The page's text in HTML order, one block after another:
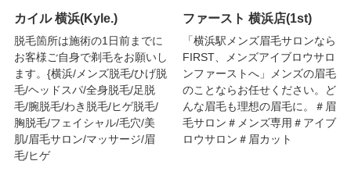
カイル 横浜(Kyle.)
脱毛箇所は施術の1日前までに
お客様ご自身で剃毛をお願いし
ます。{横浜/メンズ脱毛/ひげ脱
毛/ヘッドスパ/全身脱毛/足脱
毛/腕脱毛/わき脱毛/ヒゲ脱毛/
胸脱毛/フェイシャル/毛穴/美
肌/眉毛サロン/マッサージ/眉
毛/ヒゲ
ファースト 横浜店(1st)
「横浜駅メンズ眉毛サロンなら
FIRST、メンズアイブロウサロ
ンファーストへ」メンズの眉毛
のことならお任せください。ど
んな眉毛も理想の眉毛に。＃眉
毛サロン＃メンズ専用＃アイブ
ロウサロン＃眉カット